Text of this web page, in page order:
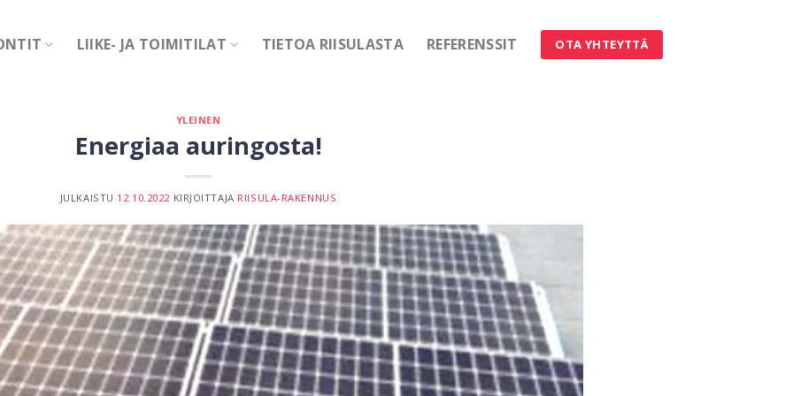
LIIKE- JA TOIMITILAT TIETOA RIISULASTA REFERENSSIT OTA YHTEYTTÄ
YLEINEN
Energiaa auringosta!
JULKAISTU 12.10.2022 KIRJOITTAJA RIISULA-RAKENNUS